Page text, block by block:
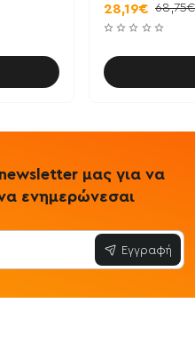
28,19€ 68,75€
μας για να
ενημερώνεσαι
Εγγραφή